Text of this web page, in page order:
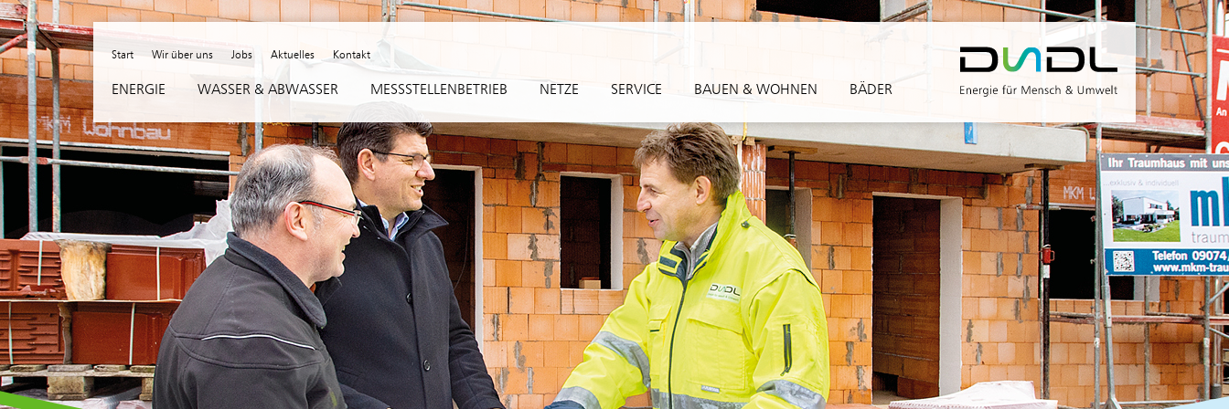
Skip to content
Start Wir über uns Jobs Aktuelles Kontakt
ENERGIE WASSER & ABWASSER MESSSTELLENBETRIEB NETZE SERVICE BAUEN & WOHNEN BÄDER